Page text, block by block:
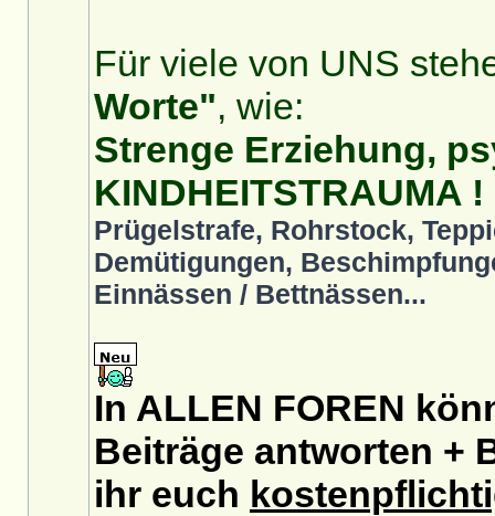
Für viele von UNS
Worte", wie:
Strenge Erziehung,
KINDHEITSTRAUMA !
Prügelstrafe, Rohrstock,
Demütigungen,
Einnässen / Bettnässen...
In ALLEN FOREN
Beiträge antworten +
ihr euch